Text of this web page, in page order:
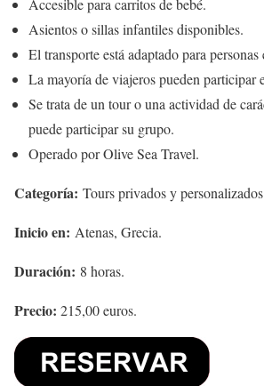
Accesible para carritos de bebé.
Asientos o sillas infantiles disponibles.
El transporte está adaptado para
La mayoría de viajeros pueden participar
Se trata de un tour o una actividad de
puede participar su grupo.
Operado por Olive Sea Travel.
Categoría: Tours privados y
Inicio en: Atenas, Grecia.
Duración: 8 horas.
Precio: 215,00 euros.